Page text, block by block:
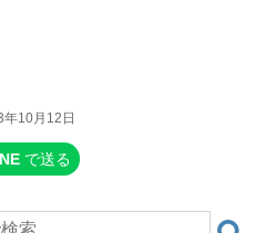
年10月12日
で送る